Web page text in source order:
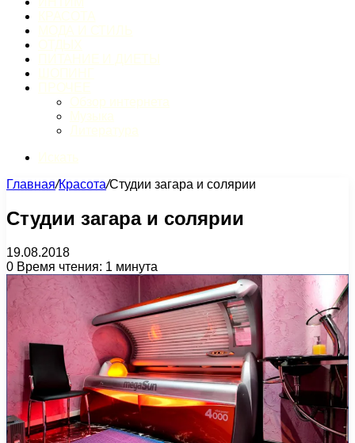
Главная/Красота/Студии загара и солярии
Студии загара и солярии
19.08.2018
0 Время чтения: 1 минута